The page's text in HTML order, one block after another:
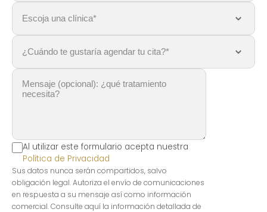
Al utilizar este formulario acepta nuestra
Política de Privacidad
Sus datos nunca serán compartidos, salvo
obligación legal. Autoriza el envío de comunicaciones
en respuesta a su mensaje así como información
comercial. Consulte aquí la información detallada de